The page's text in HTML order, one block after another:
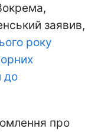
заявив,
року
до
про